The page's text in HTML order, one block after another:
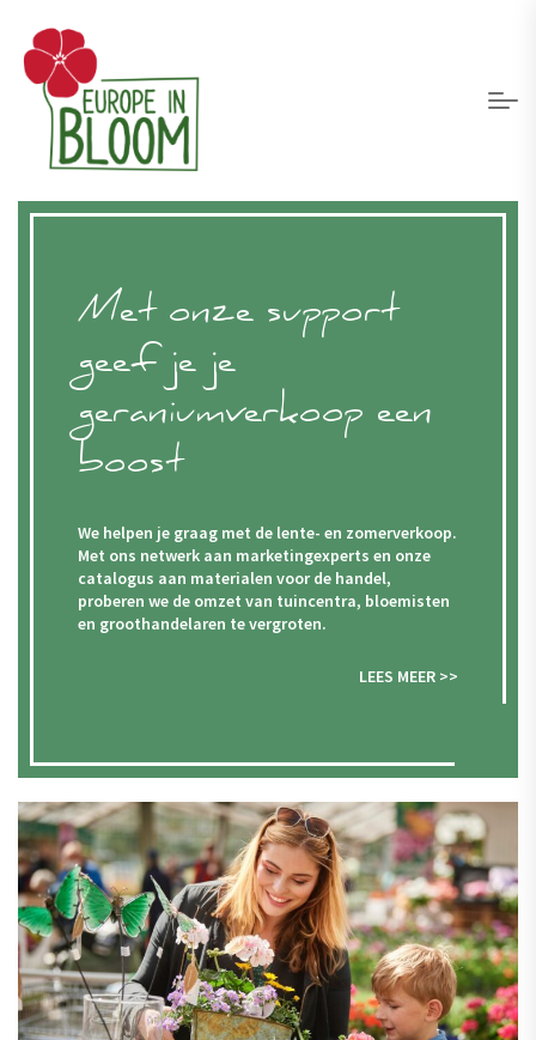
Met onze support
geef je je
geraniumverkoop een
boost
We helpen je graag met de lente- en zomerverkoop.
Met ons netwerk aan marketingexperts en onze
catalogus aan materialen voor de handel,
proberen we de omzet van tuincentra, bloemisten
en groothandelaren te vergroten.
LEES MEER >>